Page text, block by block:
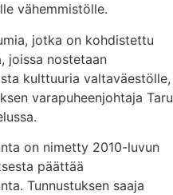
vähemmistölle.
jotka on kohdistettu
joissa nostetaan
kulttuuria valtaväestölle,
varapuheenjohtaja Taru
on nimetty 2010-luvun
päättää
Tunnustuksen saaja